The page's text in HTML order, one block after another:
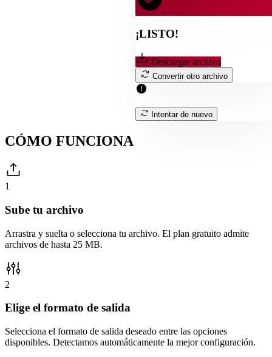
¡LISTO!
Descargar archivo
Convertir otro archivo
Intentar de nuevo
CÓMO FUNCIONA
1
Sube tu archivo
Arrastra y suelta o selecciona tu archivo. El plan gratuito admite
archivos de hasta 25 MB.
2
Elige el formato de salida
Selecciona el formato de salida deseado entre las opciones
disponibles. Detectamos automáticamente la mejor configuración.